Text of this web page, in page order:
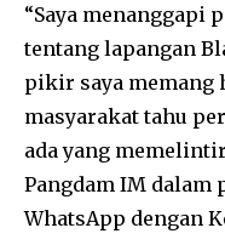
“Saya menanggapi
tentang lapangan
pikir saya memang
masyarakat tahu
ada yang
Pangdam IM dalam
WhatsApp dengan